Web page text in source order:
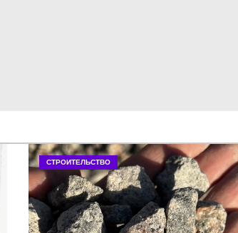
СТРОИТЕЛЬСТВО